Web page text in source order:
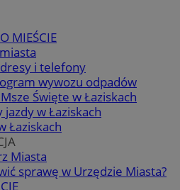
MIEŚCIE
i telefony
wywozu odpadów
Święte w Łaziskach
jazdy w Łaziskach
Łaziskach
Miasta
sprawę w Urzędzie Miasta?